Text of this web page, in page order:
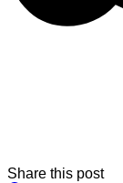
Share this post